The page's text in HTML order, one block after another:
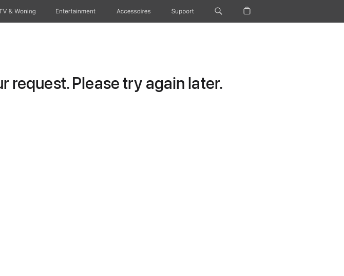
& Woning Entertainment Accessoires Support
request. Please try again later.